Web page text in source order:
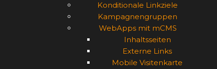
Konditionale Linkziele
Kampagnengruppen
WebApps mit mCMS
Inhaltsseiten
Externe Links
Mobile Visitenkarte